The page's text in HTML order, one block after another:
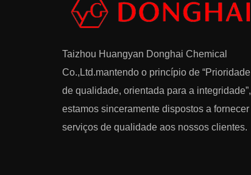
Taizhou Huangyan Donghai Chemical
Co.,Ltd.mantendo o princípio de “Prioridade
de qualidade, orientada para a integridade”,
estamos sinceramente dispostos a fornecer
serviços de qualidade aos nossos clientes.